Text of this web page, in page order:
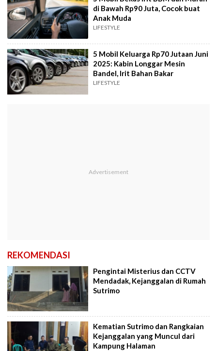
di Bawah Rp90 Juta, Cocok buat
Anak Muda
LIFESTYLE
5 Mobil Keluarga Rp70 Jutaan Juni
2025: Kabin Longgar Mesin
Bandel, Irit Bahan Bakar
LIFESTYLE
REKOMENDASI
Pengintai Misterius dan CCTV
Mendadak, Kejanggalan di Rumah
Sutrimo
Kematian Sutrimo dan Rangkaian
Kejanggalan yang Muncul dari
Kampung Halaman